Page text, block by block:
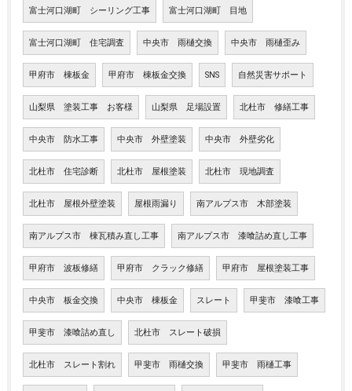
富士河口湖町 シーリング工事 富士河口湖町 目地
富士河口湖町 住宅調査 中央市 雨樋交換 中央市 雨樋歪み
甲府市 棟板金 甲府市 棟板金交換 SNS 自然災害サポート
山梨県 塗装工事 お客様 山梨県 足場設置 北杜市 修繕工事
中央市 防水工事 中央市 外壁塗装 中央市 外壁劣化
北杜市 住宅診断 北杜市 屋根塗装 北杜市 現地調査
北杜市 屋根外壁塗装 屋根雨漏り 南アルプス市 木部塗装
南アルプス市 棟瓦積み直し工事 南アルプス市 漆喰詰め直し工事
甲府市 波板修繕 甲府市 クラック修繕 甲府市 屋根塗装工事
中央市 板金交換 中央市 棟板金 スレート 甲斐市 漆喰工事
甲斐市 漆喰詰め直し 北杜市 スレート破損
北杜市 スレート割れ 甲斐市 雨樋交換 甲斐市 雨樋工事